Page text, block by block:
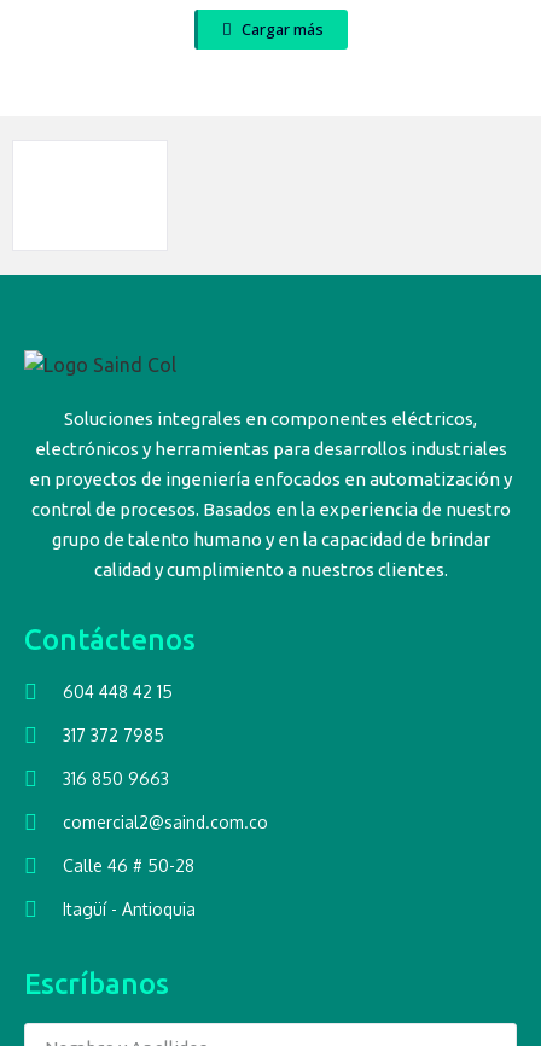
Cargar más
Soluciones integrales en componentes eléctricos,
electrónicos y herramientas para desarrollos industriales
en proyectos de ingeniería enfocados en automatización y
control de procesos. Basados en la experiencia de nuestro
grupo de talento humano y en la capacidad de brindar
calidad y cumplimiento a nuestros clientes.
Contáctenos
604 448 42 15
317 372 7985
316 850 9663
comercial2@saind.com.co
Calle 46 # 50-28
Itagüí - Antioquia
Escríbanos